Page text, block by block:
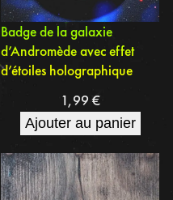
Badge de la galaxie
d’Andromède avec effet
d’étoiles holographique
1,99 €
Ajouter au panier